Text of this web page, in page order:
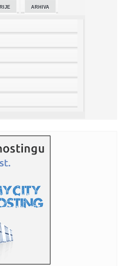
Западног ...
"Odželej" – poznato gde
Arabije, Turske i Pakistana: Iran
максимум против ...
tekstualnih poruka za besplatni
i feta sira
u čast Zelenskog: Ovo su teme
ne popušta: Temperature i do 48
ARHIVA